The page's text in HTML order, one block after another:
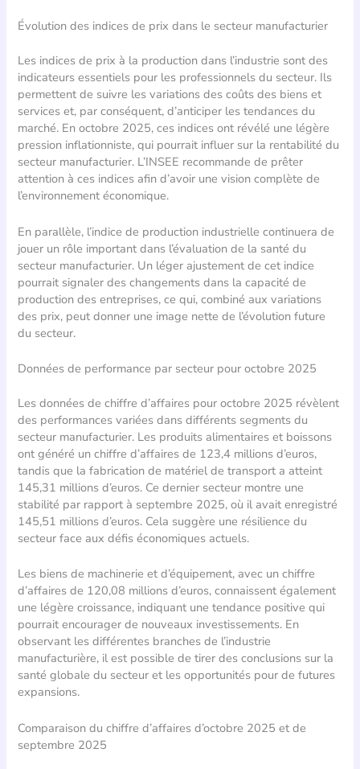
Évolution des indices de prix dans le secteur manufacturier
Les indices de prix à la production dans l’industrie sont des
indicateurs essentiels pour les professionnels du secteur. Ils
permettent de suivre les variations des coûts des biens et
services et, par conséquent, d’anticiper les tendances du
marché. En octobre 2025, ces indices ont révélé une légère
pression inflationniste, qui pourrait influer sur la rentabilité du
secteur manufacturier. L’INSEE recommande de prêter
attention à ces indices afin d’avoir une vision complète de
l’environnement économique.
En parallèle, l’indice de production industrielle continuera de
jouer un rôle important dans l’évaluation de la santé du
secteur manufacturier. Un léger ajustement de cet indice
pourrait signaler des changements dans la capacité de
production des entreprises, ce qui, combiné aux variations
des prix, peut donner une image nette de l’évolution future
du secteur.
Données de performance par secteur pour octobre 2025
Les données de chiffre d’affaires pour octobre 2025 révèlent
des performances variées dans différents segments du
secteur manufacturier. Les produits alimentaires et boissons
ont généré un chiffre d’affaires de 123,4 millions d’euros,
tandis que la fabrication de matériel de transport a atteint
145,31 millions d’euros. Ce dernier secteur montre une
stabilité par rapport à septembre 2025, où il avait enregistré
145,51 millions d’euros. Cela suggère une résilience du
secteur face aux défis économiques actuels.
Les biens de machinerie et d’équipement, avec un chiffre
d’affaires de 120,08 millions d’euros, connaissent également
une légère croissance, indiquant une tendance positive qui
pourrait encourager de nouveaux investissements. En
observant les différentes branches de l’industrie
manufacturière, il est possible de tirer des conclusions sur la
santé globale du secteur et les opportunités pour de futures
expansions.
Comparaison du chiffre d’affaires d’octobre 2025 et de
septembre 2025